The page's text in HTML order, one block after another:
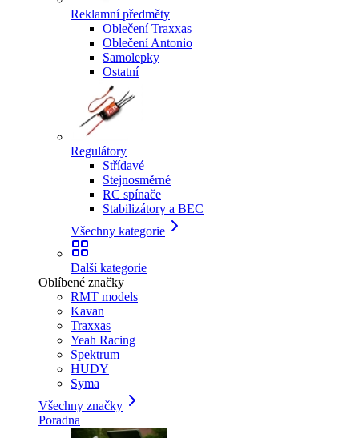
Reklamní předměty
Oblečení Traxxas
Oblečení Antonio
Samolepky
Ostatní
Regulátory
Střídavé
Stejnosměrné
RC spínače
Stabilizátory a BEC
Všechny kategorie
Další kategorie
Oblíbené značky
RMT models
Kavan
Traxxas
Yeah Racing
Spektrum
HUDY
Syma
Všechny značky
Poradna